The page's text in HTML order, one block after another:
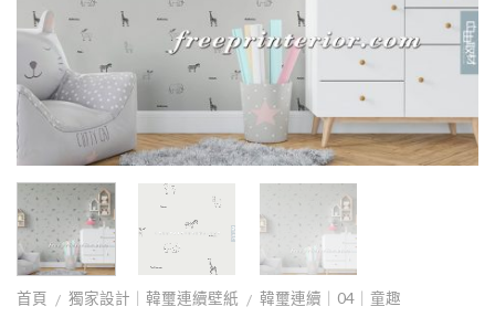
首頁 / 獨家設計｜韓璽連續壁紙 / 韓璽連續｜04｜童趣